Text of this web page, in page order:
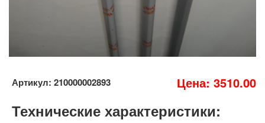
Артикул: 210000002893 Цена: 3510.00
Технические характеристики: